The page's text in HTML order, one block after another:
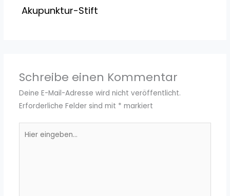
Akupunktur-Stift
Schreibe einen Kommentar
Deine E-Mail-Adresse wird nicht veröffentlicht.
Erforderliche Felder sind mit * markiert
eingeben…